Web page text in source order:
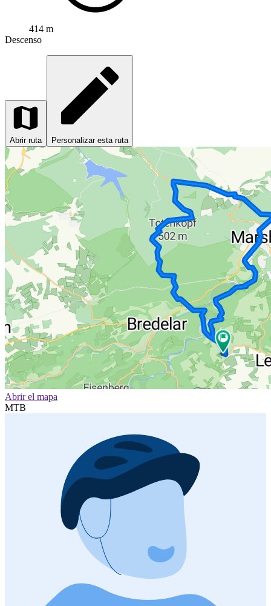
414 m
Descenso
Abrir ruta Personalizar esta ruta
Abrir el mapa
MTB